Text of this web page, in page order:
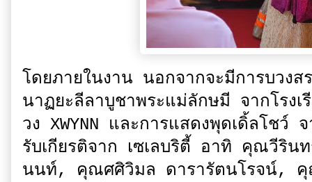
โดยภายในงาน นอกจากจะมีการบวงส
นาฏยะลีลาบูชาพระแม่ลักษมี จากโรง
วง XWYNN และการแสดงพุดเดิ้ลโช
รับเกียรติจาก เซเลบริตี้ อาทิ คุณวี
นนท์, คุณศศิวิมล ดารารัตนโรจน์,